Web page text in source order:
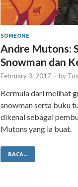
SOMEONE
Andre Mutons:
Snowman dan
February 3, 2017 - by
Bermula dari melihat
snowman serta buku
dikenal sebagai
Mutons yang ia buat.
BACA...